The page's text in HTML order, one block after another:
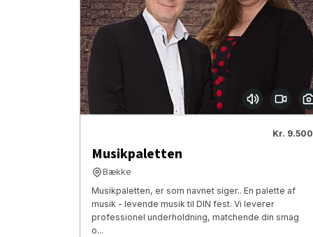
Kr. 9.500
Musikpaletten
Bække
Musikpaletten, er som navnet siger.. En palette af
musik - levende musik til DIN fest. Vi leverer
professionel underholdning, matchende din smag
o...